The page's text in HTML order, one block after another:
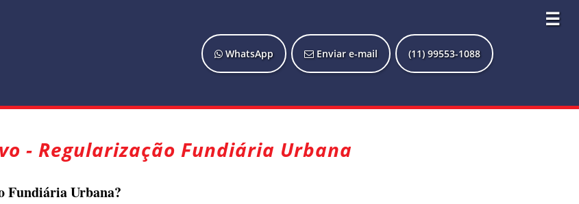
☰
WhatsApp Enviar e-mail (11) 99553-1088
- Regularização Fundiária Urbana
Fundiária Urbana?